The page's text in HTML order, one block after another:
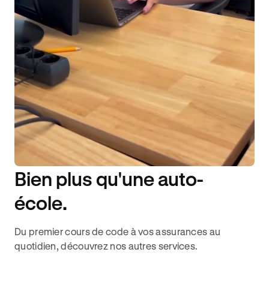
DISPONIBILITÉ 6J/7
Bien plus qu'une auto-
école.
Du premier cours de code à vos assurances au
quotidien, découvrez nos autres services.